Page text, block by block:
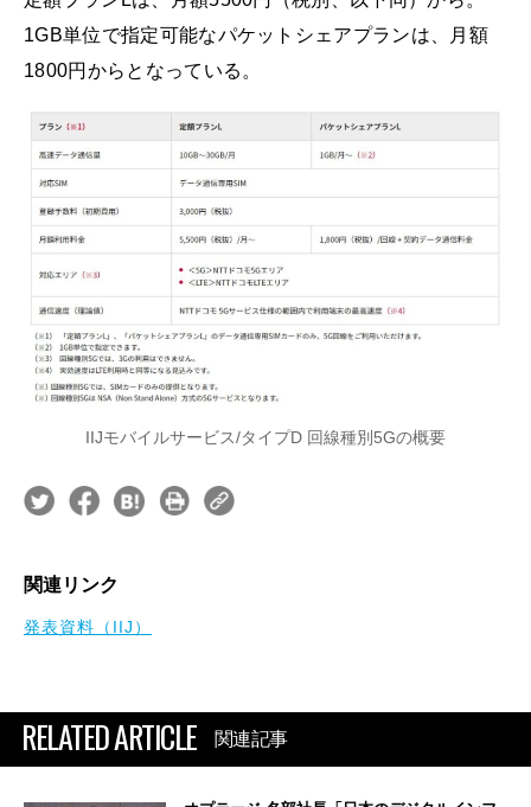
1GB単位で指定可能なパケットシェアプランは、月額
1800円からとなっている。
IIJモバイルサービス/タイプD 回線種別5Gの概要
関連リンク
発表資料（IIJ）
RELATED ARTICLE 関連記事